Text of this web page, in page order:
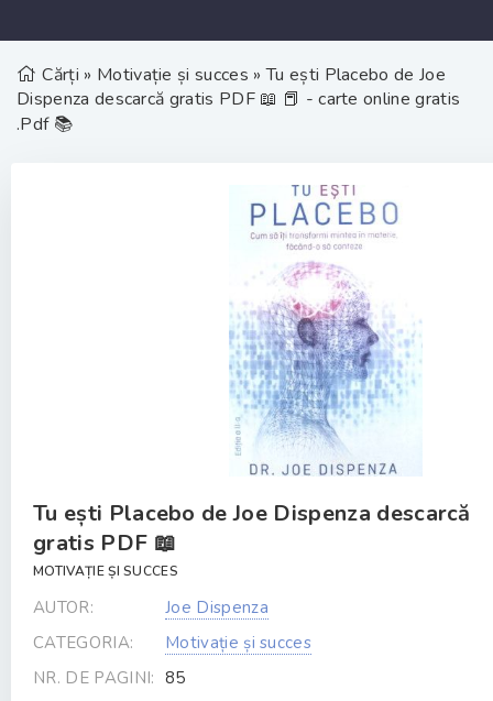
Cărți » Motivație și succes » Tu ești Placebo de Joe
Dispenza descarcă gratis PDF 📖 📕 - carte online gratis
.Pdf 📚
Tu ești Placebo de Joe Dispenza descarcă
gratis PDF 📖
MOTIVAȚIE ȘI SUCCES
AUTOR:
Joe Dispenza
CATEGORIA:
Motivație și succes
NR. DE PAGINI: 85